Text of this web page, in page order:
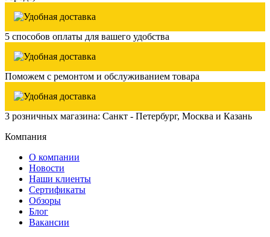
5 способов оплаты для вашего удобства
Поможем с ремонтом и обслуживанием товара
3 розничных магазина: Санкт - Петербург, Москва и Казань
Компания
О компании
Новости
Наши клиенты
Сертификаты
Обзоры
Блог
Вакансии